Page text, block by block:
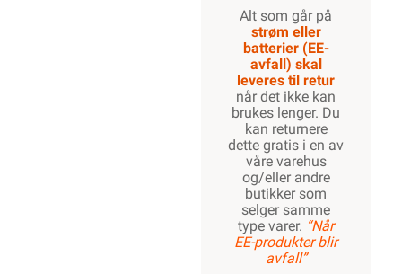
Alt som går på
strøm eller
batterier (EE-
avfall) skal
leveres til retur
når det ikke kan
brukes lenger. Du
kan returnere
dette gratis i en av
våre varehus
og/eller andre
butikker som
selger samme
type varer. “Når
EE-produkter blir
avfall”